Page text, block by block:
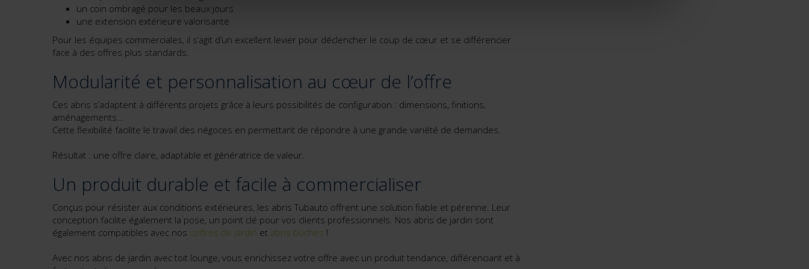
un coin ombragé pour les beaux jours
une extension extérieure valorisante
Pour les équipes commerciales, il s’agit d’un excellent levier pour déclencher le coup de cœur et se différencier
face à des offres plus standards.
Modularité et personnalisation au cœur de l’offre
Ces abris s’adaptent à différents projets grâce à leurs possibilités de configuration : dimensions, finitions,
aménagements…
Cette flexibilité facilite le travail des négoces en permettant de répondre à une grande variété de demandes.
Résultat : une offre claire, adaptable et génératrice de valeur.
Un produit durable et facile à commercialiser
Conçus pour résister aux conditions extérieures, les abris Tubauto offrent une solution fiable et pérenne. Leur
conception facilite également la pose, un point clé pour vos clients professionnels. Nos abris de jardin sont
également compatibles avec nos coffres de jardin et abris bûches !
Avec nos abris de jardin avec toit lounge, vous enrichissez votre offre avec un produit tendance, différenciant et à